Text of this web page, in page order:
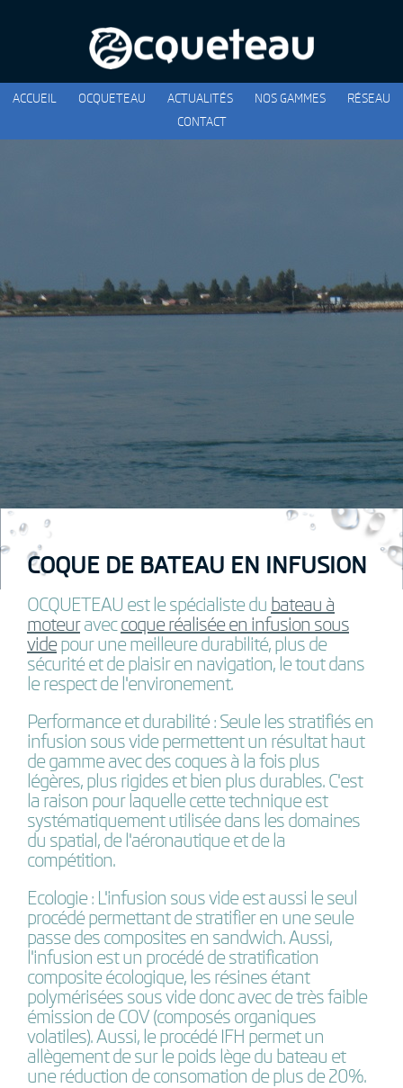
ACCUEIL OCQUETEAU ACTUALITÉS NOS GAMMES
RÉSEAU
CONTACT
COQUE DE BATEAU EN INFUSION
OCQUETEAU est le spécialiste du bateau à
moteuraveccoque réalisée en infusion sous
videpour une meilleure durabilité, plus de
sécurité et de plaisir en navigation, le tout dans
le respect de l'environement.
Performance et durabilité : Seule les stratifiés en
infusion sous vide permettent un résultat haut
de gamme avec des coques à la fois plus
légères, plus rigides et bien plus durables. C'est
la raison pour laquelle cette technique est
systématiquement utilisée dans les domaines
du spatial, de l'aéronautique et de la
compétition.
Ecologie : L'infusion sous vide est aussi le seul
procédé permettant de stratifier en une seule
passe des composites en sandwich. Aussi,
l'infusion est un procédé de stratification
composite écologique, les résines étant
polymérisées sous vide donc avec de très faible
émission de COV (composés organiques
volatiles). Aussi, le procédé IFH permet un
allègement de sur le poids lège du bateau et
une réduction de consomation de plus de 20%.